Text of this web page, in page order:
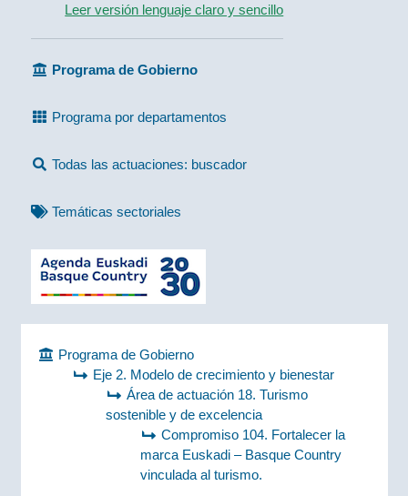
Leer versión lenguaje claro y sencillo
Programa de Gobierno
Programa por departamentos
Todas las actuaciones: buscador
Temáticas sectoriales
Programa de Gobierno
Eje 2. Modelo de crecimiento y bienestar
Área de actuación 18. Turismo
sostenible y de excelencia
Compromiso 104. Fortalecer la
marca Euskadi – Basque Country
vinculada al turismo.